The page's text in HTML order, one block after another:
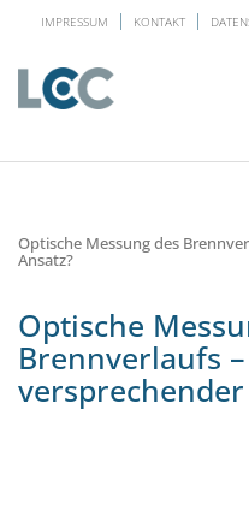
IMPRESSUM KONTAKT
Optische Messung des
Ansatz?
Optische
Brennverlaufs
versprechender